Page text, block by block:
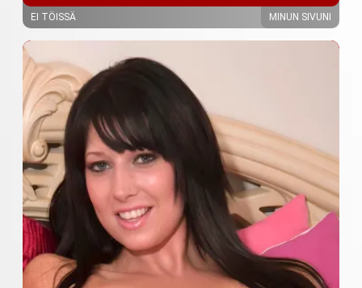
EI TÖISSÄ MINUN SIVUNI